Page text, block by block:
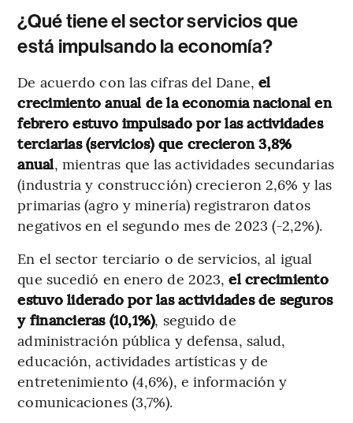
¿Qué tiene el sector servicios que
está impulsando la economía?
De acuerdo con las cifras del Dane, el
crecimiento anual de la economía nacional en
febrero estuvo impulsado por las actividades
terciarias (servicios) que crecieron 3,8%
anual, mientras que las actividades secundarias
(industria y construcción) crecieron 2,6% y las
primarias (agro y minería) registraron datos
negativos en el segundo mes de 2023 (-2,2%).
En el sector terciario o de servicios, al igual
que sucedió en enero de 2023,el crecimiento
estuvo liderado por las actividades de seguros
y financieras (10,1%), seguido de
administración pública y defensa, salud,
educación, actividades artísticas y de
entretenimiento (4,6%), e información y
comunicaciones (3,7%).